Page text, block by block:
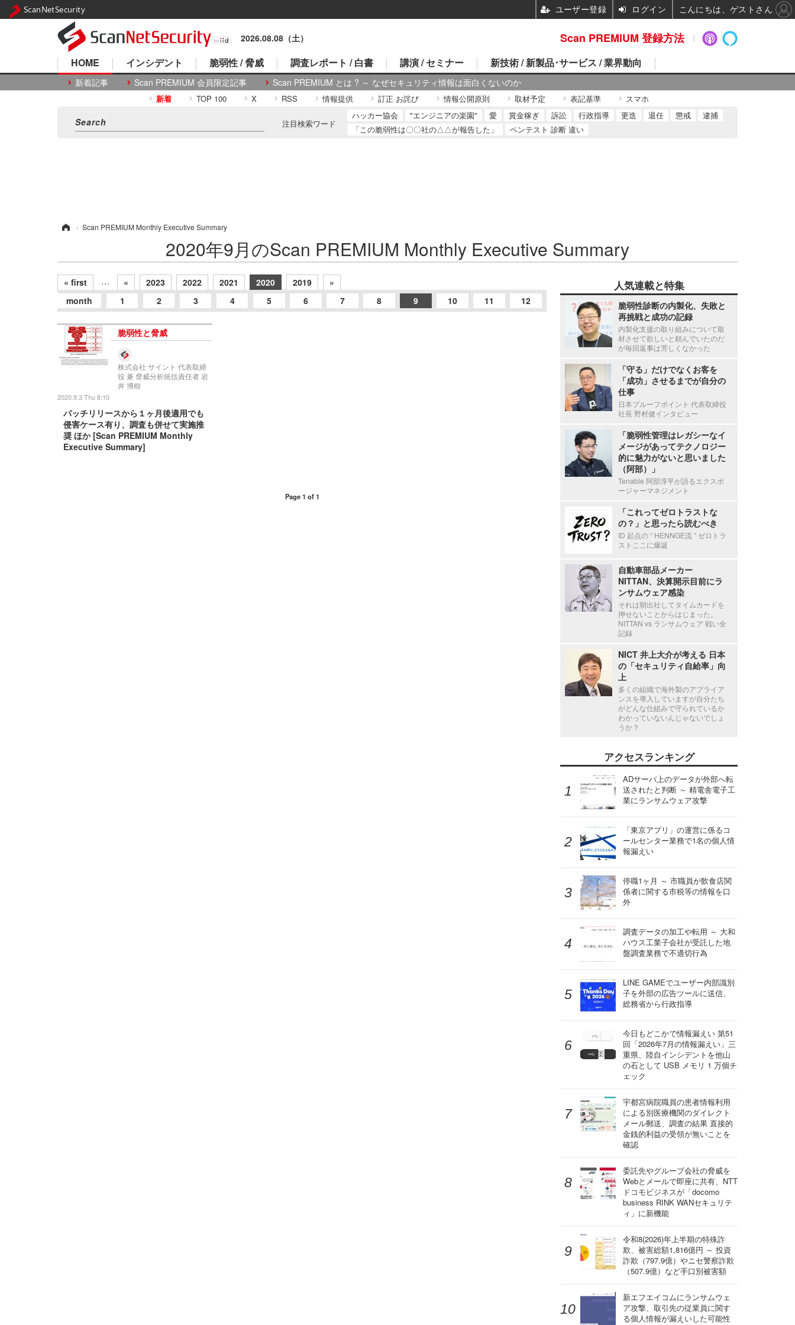
2026.08.08（土）
HOME
新着記事 Scan PREMIUM 会員限定記事 Scan PREMIUM とは ? ～ なぜセキュリティ情報は面白くないのか
インシデント 脆弱性 / 脅威 調査レポート / 白書 講演 / セミナー 新技術 / 新製品･サービス / 業界動向
新着 TOP 100 X RSS 情報提供 訂正 お詫び 情報公開原則 取材予定 表記基準 スマホ
注目検索ワード
ハッカー協会 "エンジニアの楽園" 愛 賞金稼ぎ 訴訟 行政指導 更迭 退任 懲戒
逮捕
「この脆弱性は〇〇社の△△が報告した」
ペンテスト 診断 違い
› Scan PREMIUM Monthly Executive Summary
2020年9月のScan PREMIUM Monthly Executive Summary
« first … « 2023 2022 2021 2020 2019
»
month
1 2 3 4 5 6 7 8 9 10 11 12
脆弱性と脅威
株式会社 サイント 代表取締
役 兼 脅威分析統括責任者 岩
井 博樹
2020.9.3 Thu 8:10
パッチリリースから１ヶ月後適用でも
侵害ケース有り、調査も併せて実施推
奨 ほか [Scan PREMIUM Monthly
Executive Summary]
Page 1 of 1
人気連載と特集
脆弱性診断の内製化、失敗と
再挑戦と成功の記録
内製化支援の取り組みについて取
材させて欲しいと頼んでいたのだ
が毎回返事は芳しくなかった
「守る」だけでなくお客を
「成功」させるまでが自分の
仕事
日本プルーフポイント 代表取締役
社長 野村健インタビュー
「脆弱性管理はレガシーなイ
メージがあってテクノロジー
的に魅力がないと思いました
（阿部）」
Tenable 阿部淳平が語るエクスポ
ージャーマネジメント
「これってゼロトラストな
の？」と思ったら読むべき
ID 起点の “ HENNGE流 ” ゼロトラ
ストここに爆誕
自動車部品メーカー
NITTAN、決算開示目前にラ
ンサムウェア感染
それは朝出社してタイムカードを
押せないことからはじまった。
NITTAN vs ランサムウェア 戦い全
記録
NICT 井上大介が考える 日本
の「セキュリティ自給率」向
上
多くの組織で海外製のアプライア
ンスを導入していますが自分たち
がどんな仕組みで守られているか
わかっていないんじゃないでしょ
うか？
アクセスランキング
ADサーバ上のデータが外部へ転
送されたと判断 ～ 精電舎電子工
業にランサムウェア攻撃
「東京アプリ」の運営に係るコ
ールセンター業務で1名の個人情
報漏えい
停職1ヶ月 ～ 市職員が飲食店関
係者に関する市税等の情報を口
外
調査データの加工や転用 ～ 大和
ハウス工業子会社が受託した地
盤調査業務で不適切行為
LINE GAMEでユーザー内部識別
子を外部の広告ツールに送信、
総務省から行政指導
今日もどこかで情報漏えい 第51
回「2026年7月の情報漏えい」三
重県、陸自インシデントを他山
の石として USB メモリ 1 万個チ
ェック
宇都宮病院職員の患者情報利用
による別医療機関のダイレクト
メール郵送、調査の結果 直接的
金銭的利益の受領が無いことを
確認
委託先やグループ会社の脅威を
Webとメールで即座に共有、NTT
ドコモビジネスが「docomo
business RINK WANセキュリテ
ィ」に新機能
令和8(2026)年上半期の特殊詐
欺、被害総額1,816億円 ～ 投資
詐欺（797.9億）やニセ警察詐欺
（507.9億）など手口別被害額
新エフエイコムにランサムウェ
ア攻撃、取引先の従業員に関す
る個人情報が漏えいした可能性
Scan PREMIUM 登録方法
ScanNetSecurity ユーザー登録 ログイン こんにちは、ゲストさん